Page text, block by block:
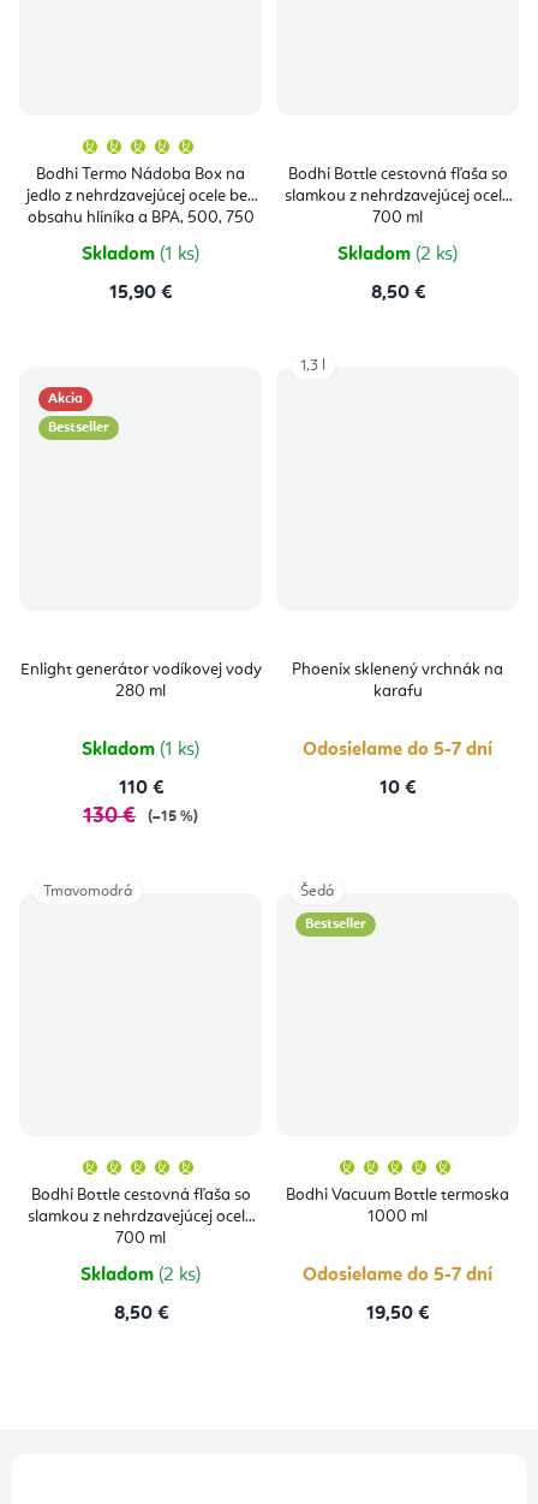
Bodhi Termo Nádoba Box na
jedlo z nehrdzavejúcej ocele bez
obsahu hliníka a BPA, 500, 750
produktu
je
5,0
z
5
Skladom (1 ks)
15,90 €
Bodhi Bottle cestovná fľaša so
slamkou z nehrdzavejúcej ocele
700 ml
Skladom (2 ks)
8,50 €
Akcia
Bestseller
Enlight generátor vodíkovej vody
280 ml
Skladom (1 ks)
110 €
130 € (–15 %)
Phoenix sklenený vrchnák na
karafu
Odosielame do 5-7 dní
10 €
1,3 l
Bodhi Bottle cestovná fľaša so
slamkou z nehrdzavejúcej ocele
700 ml
produktu
je
5,0
hviezdičiek.
Skladom (2 ks)
8,50 €
Tmavomodrá
Bestseller
Bodhi Vacuum Bottle termoska
1000 ml
produktu
je
Odosielame do 5-7 dní
19,50 €
Šedá